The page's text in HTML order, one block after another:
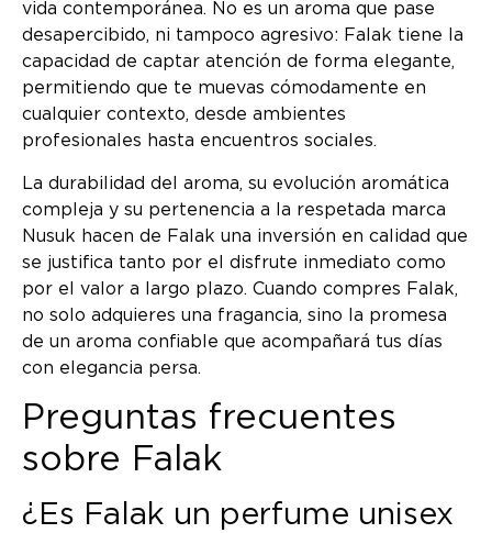
vida contemporánea. No es un aroma que pase
desapercibido, ni tampoco agresivo: Falak tiene la
capacidad de captar atención de forma elegante,
permitiendo que te muevas cómodamente en
cualquier contexto, desde ambientes
profesionales hasta encuentros sociales.
La durabilidad del aroma, su evolución aromática
compleja y su pertenencia a la respetada marca
Nusuk hacen de Falak una inversión en calidad que
se justifica tanto por el disfrute inmediato como
por el valor a largo plazo. Cuando compres Falak,
no solo adquieres una fragancia, sino la promesa
de un aroma confiable que acompañará tus días
con elegancia persa.
Preguntas frecuentes
sobre Falak
¿Es Falak un perfume unisex